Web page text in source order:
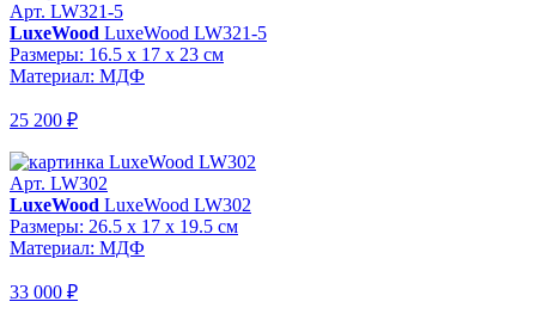
Арт. LW321-5
LuxeWood LuxeWood LW321-5
Размеры: 16.5 x 17 x 23 см
Материал: МДФ
25 200 ₽
Арт. LW302
LuxeWood LuxeWood LW302
Размеры: 26.5 x 17 x 19.5 см
Материал: МДФ
33 000 ₽